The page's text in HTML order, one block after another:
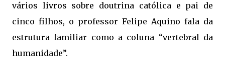
vários livros sobre doutrina católica e pai de
cinco filhos, o professor Felipe Aquino fala da
estrutura familiar como a coluna “vertebral da
humanidade”.